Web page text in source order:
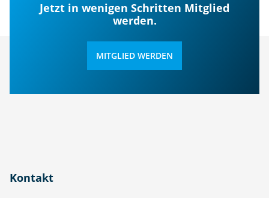
Jetzt in wenigen Schritten Mitglied
werden.
MITGLIED WERDEN
Kontakt